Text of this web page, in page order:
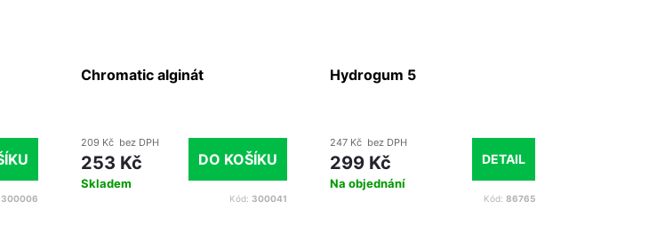
300006
Chromatic alginát
209 Kč bez DPH
253 Kč
Skladem
DO KOŠÍKU
Kód: 300041
Hydrogum 5
247 Kč bez DPH
299 Kč
Na objednání
DETAIL
Kód: 86765